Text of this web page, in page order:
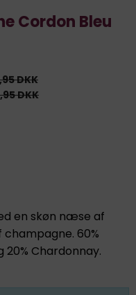
Cordon Bleu
DKK
DKK
en skøn næse af
60%
20% Chardonnay.